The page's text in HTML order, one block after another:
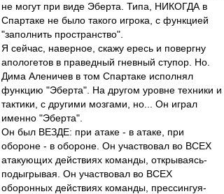
не могут при виде Эберта. Типа, НИКОГДА в
Спартаке не было такого игрока, с функцией
"заполнить пространство".
Я сейчас, наверное, скажу ересь и повергну
апологетов в праведный гневный ступор. Но.
Дима Аленичев в том Спартаке исполнял
функцию "Эберта". На другом уровне техники и
тактики, с другими мозгами, но... Он играл
именно "Эберта".
Он был ВЕЗДЕ: при атаке - в атаке, при
обороне - в обороне. Он участвовал во ВСЕХ
атакующих действиях команды, открываясь-
подыгрывая. Он участвовал во ВСЕХ
оборонных действиях команды, прессингуя-